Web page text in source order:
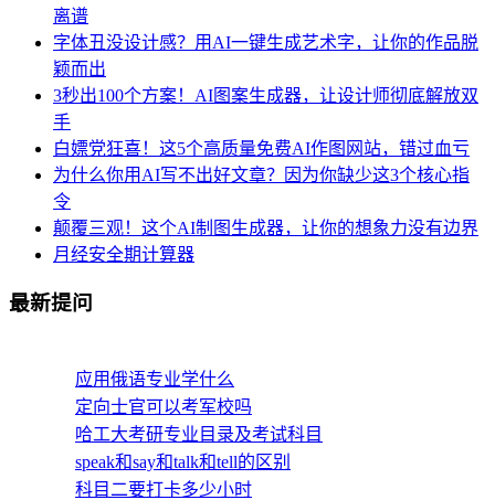
离谱
字体丑没设计感？用AI一键生成艺术字，让你的作品脱
颖而出
3秒出100个方案！AI图案生成器，让设计师彻底解放双
手
白嫖党狂喜！这5个高质量免费AI作图网站，错过血亏
为什么你用AI写不出好文章？因为你缺少这3个核心指
令
颠覆三观！这个AI制图生成器，让你的想象力没有边界
月经安全期计算器
最新提问
应用俄语专业学什么
定向士官可以考军校吗
哈工大考研专业目录及考试科目
speak和say和talk和tell的区别
科目二要打卡多少小时